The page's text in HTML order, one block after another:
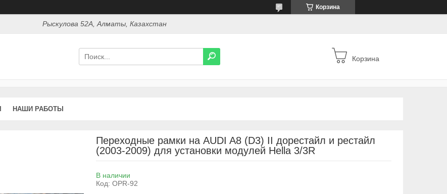
Корзина
Рыскулова 52А, Алматы, Казахстан
Корзина
НАШИ РАБОТЫ
Переходные рамки на AUDI A8 (D3) II дорестайл и рестайл
(2003-2009) для установки модулей Hella 3/3R
В наличии
Код: OPR-92